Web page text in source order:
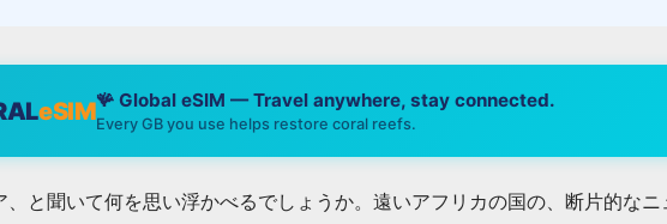
eSIM🪸 Global eSIM — Travel anywhere, stay connected.
Every GB you use helps restore coral reefs.
、と聞いて何を思い浮かべるでしょうか。遠いアフリカの国の、断片的な